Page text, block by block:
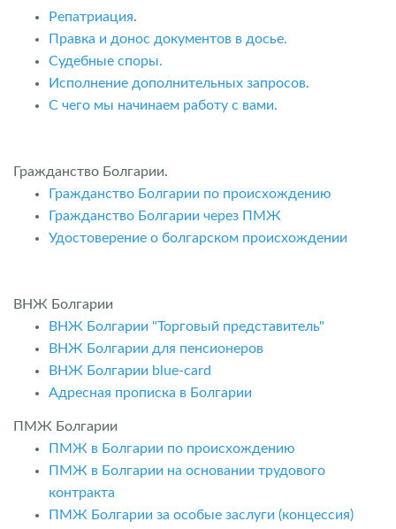
Репатриация.
Правка и донос документов в досье.
Судебные споры.
Исполнение дополнительных запросов.
С чего мы начинаем работу с вами.
Гражданство Болгарии.
Гражданство Болгарии по происхождению
Гражданство Болгарии через ПМЖ
Удостоверение о болгарском происхождении
ВНЖ Болгарии
ВНЖ Болгарии "Торговый представитель"
ВНЖ Болгарии для пенсионеров
ВНЖ Болгарии blue-card
Адресная прописка в Болгарии
ПМЖ Болгарии
ПМЖ в Болгарии по происхождению
ПМЖ в Болгарии на основании трудового
контракта
ПМЖ Болгарии за особые заслуги (концессия)